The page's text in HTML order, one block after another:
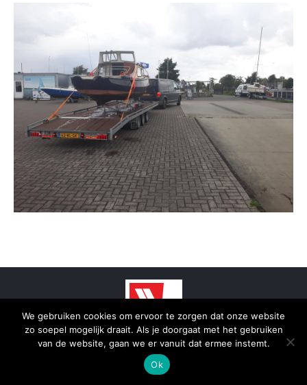
© 2025 - SmidTrans - Koerier Groningen
Bottom menu
We gebruiken cookies om ervoor te zorgen dat onze website
zo soepel mogelijk draait. Als je doorgaat met het gebruiken
van de website, gaan we er vanuit dat ermee instemt.
Ok